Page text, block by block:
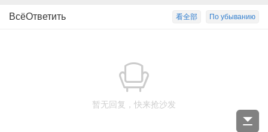
По убыванию
看全部
ВсёОтветить
暂无回复，快来抢沙发